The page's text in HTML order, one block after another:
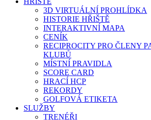
3D VIRTUÁLNÍ PROHLÍDKA
HISTORIE HŘIŠTĚ
INTERAKTIVNÍ MAPA
CENÍK
RECIPROCITY PRO ČLENY
KLUBŮ
MÍSTNÍ PRAVIDLA
SCORE CARD
HRACÍ HCP
REKORDY
GOLFOVÁ ETIKETA
SLUŽBY
TRENÉŘI